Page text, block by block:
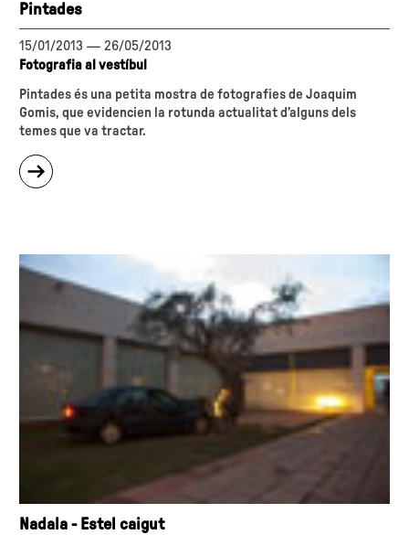
Pintades
15/01/2013 — 26/05/2013
Fotografia al vestíbul
Pintades és una petita mostra de fotografies de Joaquim
Gomis, que evidencien la rotunda actualitat d’alguns dels
temes que va tractar.
Nadala - Estel caigut